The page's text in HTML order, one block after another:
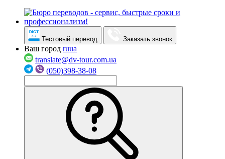
Тестовый перевод Заказать звонок
Ваш город ruua
translate@dv-tour.com.ua
(050)398-38-08